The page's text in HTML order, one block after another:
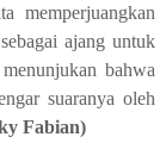
memperjuangkan
ajang untuk
bahwa
suaranya oleh
Fabian)